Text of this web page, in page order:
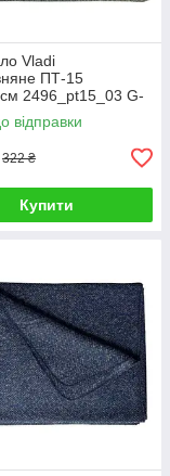
Vladi
ПТ-15
2496_pt15_03 G-
відправки
322 ₴
Купити